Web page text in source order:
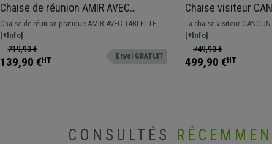
Chaise de réunion AMIR AVEC
TABLETTE, Commode et Pratique,
Bleu
Chaise de réunion pratique AMIR AVEC TABLETTE,
design spectaculaire pour donner une touche
moderne aux salles d'attente de conférences.
Disponible en différentes couleurs.
[+Info]
219,90 €
139,90 €HT Envoi GRATUIT
Chaise visiteur
Rembourrage
Métallique, en Tissu
La chaise visiteur
grâce à son rembourrage à
formes ergonomiques. La
design !
[+Info]
749,90 €
499,90 €HT
CONSULTÉS